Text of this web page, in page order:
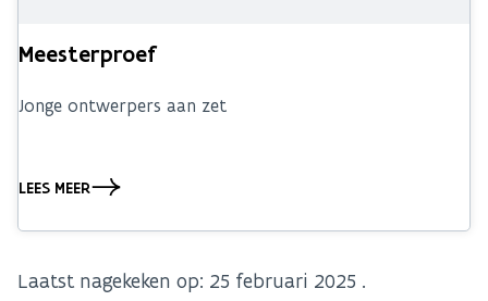
Meesterproef
Jonge ontwerpers aan zet
LEES MEER
Laatst nagekeken op: 25 februari 2025 .